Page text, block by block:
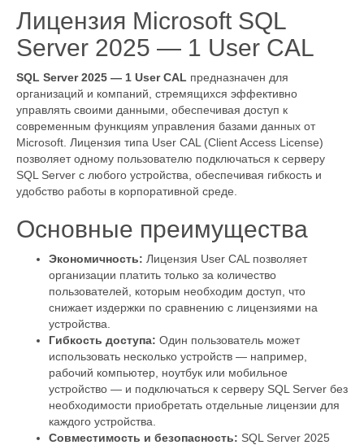
Лицензия Microsoft SQL
Server 2025 — 1 User CAL
SQL Server 2025 — 1 User CAL предназначен для
организаций и компаний, стремящихся эффективно
управлять своими данными, обеспечивая доступ к
современным функциям управления базами данных от
Microsoft. Лицензия типа User CAL (Client Access License)
позволяет одному пользователю подключаться к серверу
SQL Server с любого устройства, обеспечивая гибкость и
удобство работы в корпоративной среде.
Основные преимущества
Экономичность: Лицензия User CAL позволяет
организации платить только за количество
пользователей, которым необходим доступ, что
снижает издержки по сравнению с лицензиями на
устройства.
Гибкость доступа: Один пользователь может
использовать несколько устройств — например,
рабочий компьютер, ноутбук или мобильное
устройство — и подключаться к серверу SQL Server без
необходимости приобретать отдельные лицензии для
каждого устройства.
Совместимость и безопасность: SQL Server 2025